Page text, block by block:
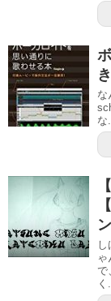
な
な...
で
く...